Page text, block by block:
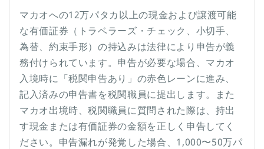
マカオへの12万パタカ以上の現金および譲渡可能
な有価証券（トラベラーズ・チェック、小切手、
為替、約束手形）の持込みは法律により申告が義
務付けられています。申告が必要な場合、マカオ
入境時に「税関申告あり」の赤色レーンに進み、
記入済みの申告書を税関職員に提出します。また
マカオ出境時、税関職員に質問された際は、持出
す現金または有価証券の金額を正しく申告してく
ださい。申告漏れが発覚した場合、1,000〜50万パ